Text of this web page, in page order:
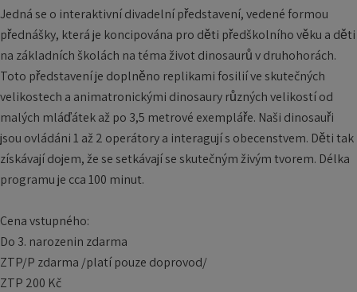
Jedná se o interaktivní divadelní představení, vedené formou
přednášky, která je koncipována pro děti předškolního věku a děti
na základních školách na téma život dinosaurů v druhohorách.
Toto představení je doplněno replikami fosilií ve skutečných
velikostech a animatronickými dinosaury různých velikostí od
malých mláďátek až po 3,5 metrové exempláře. Naši dinosauři
jsou ovládáni 1 až 2 operátory a interagují s obecenstvem. Děti tak
získávají dojem, že se setkávají se skutečným živým tvorem. Délka
programu je cca 100 minut.
Cena vstupného:
Do 3. narozenin zdarma
ZTP/P zdarma /platí pouze doprovod/
ZTP 200 Kč